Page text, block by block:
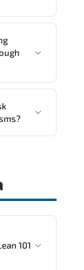
desteği
term
101